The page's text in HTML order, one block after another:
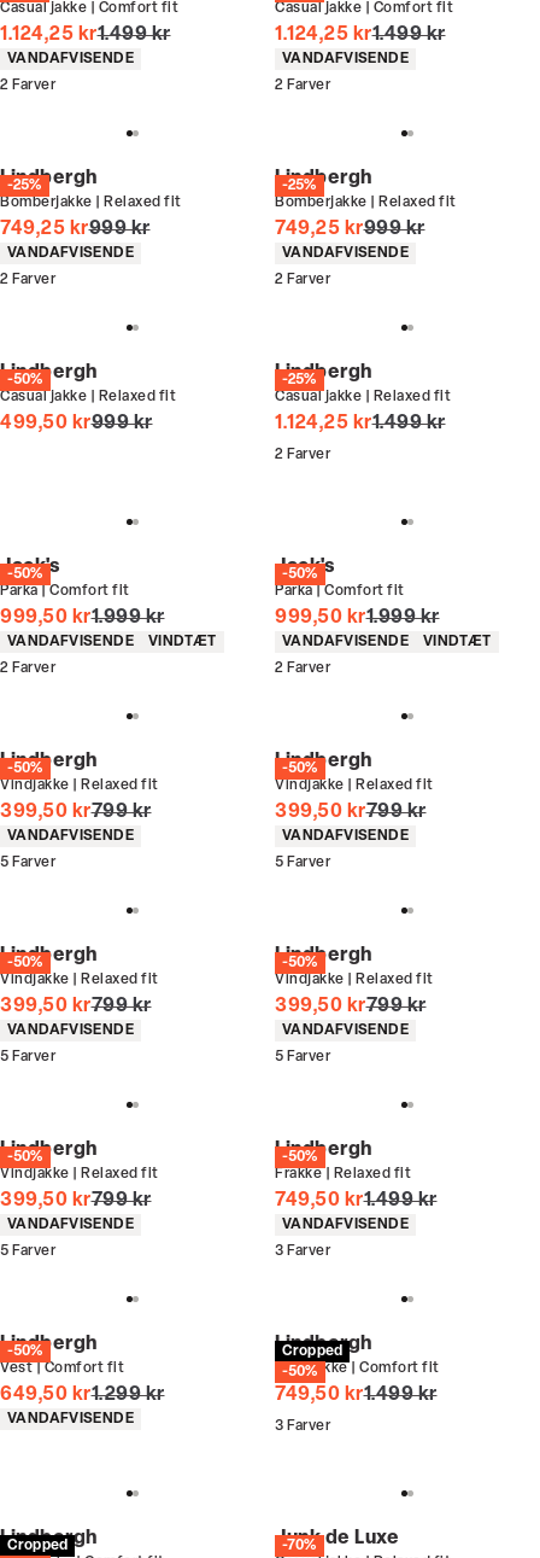
Casual jakke | Comfort fit
1.124,25 krI alt (uden rabat)
1.499 kr
Produkt egenskaber
VANDAFVISENDE
2 Farver
Casual jakke | Comfort fit
1.124,25 krI alt (uden rabat)
1.499 kr
Produkt egenskaber
VANDAFVISENDE
2 Farver
-25%
Lindbergh
Bomberjakke | Relaxed fit
749,25 krI alt (uden rabat)
999 kr
Produkt egenskaber
VANDAFVISENDE
2 Farver
-25%
Lindbergh
Bomberjakke | Relaxed fit
749,25 krI alt (uden rabat)
999 kr
Produkt egenskaber
VANDAFVISENDE
2 Farver
-50%
Lindbergh
Casual jakke | Relaxed fit
499,50 krI alt (uden rabat)
999 kr
-25%
Lindbergh
Casual jakke | Relaxed fit
1.124,25 krI alt (uden rabat)
1.499 kr
2 Farver
-50%
Jack's
Parka | Comfort fit
999,50 krI alt (uden rabat)
1.999 kr
Produkt egenskaber
VANDAFVISENDE
VINDTÆT
2 Farver
-50%
Jack's
Parka | Comfort fit
999,50 krI alt (uden rabat)
1.999 kr
Produkt egenskaber
VANDAFVISENDE
VINDTÆT
2 Farver
-50%
Lindbergh
Vindjakke | Relaxed fit
399,50 krI alt (uden rabat)
799 kr
Produkt egenskaber
VANDAFVISENDE
5 Farver
-50%
Lindbergh
Vindjakke | Relaxed fit
399,50 krI alt (uden rabat)
799 kr
Produkt egenskaber
VANDAFVISENDE
5 Farver
-50%
Lindbergh
Vindjakke | Relaxed fit
399,50 krI alt (uden rabat)
799 kr
Produkt egenskaber
VANDAFVISENDE
5 Farver
-50%
Lindbergh
Vindjakke | Relaxed fit
399,50 krI alt (uden rabat)
799 kr
Produkt egenskaber
VANDAFVISENDE
5 Farver
-50%
Lindbergh
Vindjakke | Relaxed fit
399,50 krI alt (uden rabat)
799 kr
Produkt egenskaber
VANDAFVISENDE
5 Farver
-50%
Lindbergh
Frakke | Relaxed fit
749,50 krI alt (uden rabat)
1.499 kr
Produkt egenskaber
VANDAFVISENDE
3 Farver
-50%
Lindbergh
Vest | Comfort fit
649,50 krI alt (uden rabat)
1.299 kr
Produkt egenskaber
VANDAFVISENDE
Cropped
-50%
Lindbergh
Dynejakke | Comfort fit
749,50 krI alt (uden rabat)
1.499 kr
3 Farver
Cropped
Lindbergh -70%
Junk de Luxe